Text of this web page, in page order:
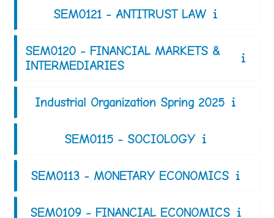
SEM0121 - ANTITRUST LAW
SEM0120 - FINANCIAL MARKETS &
INTERMEDIARIES
Industrial Organization Spring 2025
SEM0115 - SOCIOLOGY
SEM0113 - MONETARY ECONOMICS
SEM0109 - FINANCIAL ECONOMICS